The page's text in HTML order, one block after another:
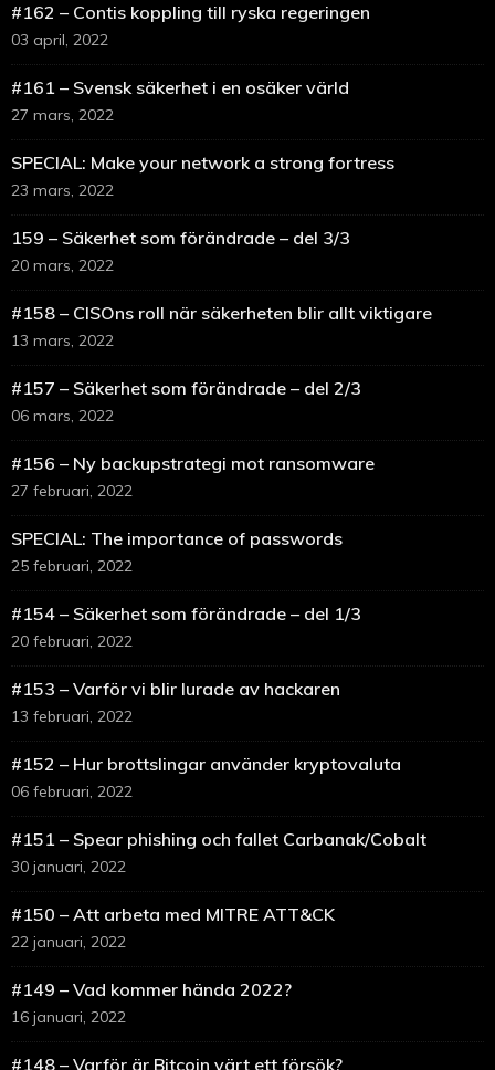
#162 – Contis koppling till ryska regeringen
03 april, 2022
#161 – Svensk säkerhet i en osäker värld
27 mars, 2022
SPECIAL: Make your network a strong fortress
23 mars, 2022
159 – Säkerhet som förändrade – del 3/3
20 mars, 2022
#158 – CISOns roll när säkerheten blir allt viktigare
13 mars, 2022
#157 – Säkerhet som förändrade – del 2/3
06 mars, 2022
#156 – Ny backupstrategi mot ransomware
27 februari, 2022
SPECIAL: The importance of passwords
25 februari, 2022
#154 – Säkerhet som förändrade – del 1/3
20 februari, 2022
#153 – Varför vi blir lurade av hackaren
13 februari, 2022
#152 – Hur brottslingar använder kryptovaluta
06 februari, 2022
#151 – Spear phishing och fallet Carbanak/Cobalt
30 januari, 2022
#150 – Att arbeta med MITRE ATT&CK
22 januari, 2022
#149 – Vad kommer hända 2022?
16 januari, 2022
#148 – Varför är Bitcoin värt ett försök?